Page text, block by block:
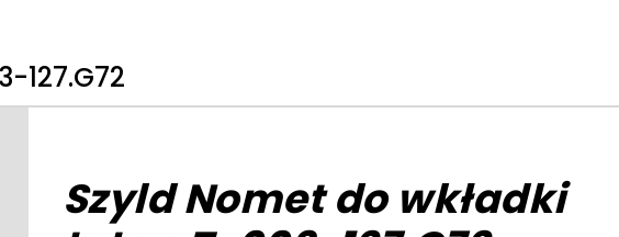
127.G72
Szyld Nomet do wkładki